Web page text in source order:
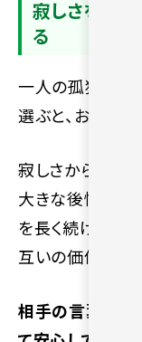
寂しさを埋め
る
一人の孤独感を
選ぶと、お互いの
寂しさから焦っ
大きな後悔につ
を長く続けるた
互いの価値観や
相手の言葉や行